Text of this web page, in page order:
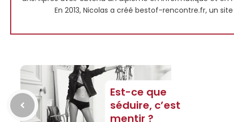
En 2013, Nicolas a créé bestof-rencontre.fr, un
Est-ce que
séduire, c’est
mentir ?